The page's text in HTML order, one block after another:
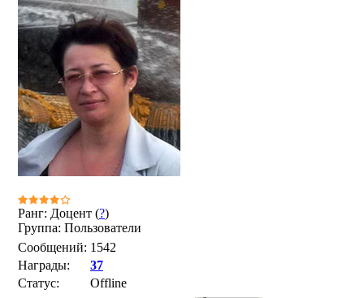
Ранг: Доцент (?)
Группа: Пользователи
Сообщений: 1542
Награды:
37
Статус:
Offline